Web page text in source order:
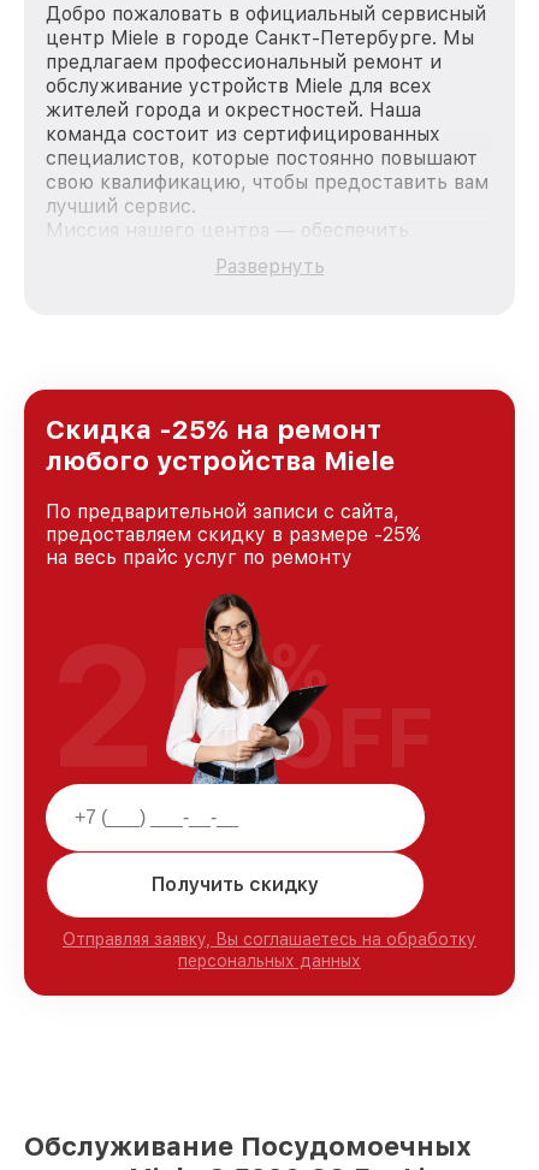
Добро пожаловать в официальный сервисный
центр Miele в городе Санкт-Петербурге. Мы
предлагаем профессиональный ремонт и
обслуживание устройств Miele для всех
жителей города и окрестностей. Наша
команда состоит из сертифицированных
специалистов, которые постоянно повышают
свою квалификацию, чтобы предоставить вам
лучший сервис.
Миссия нашего центра — обеспечить
качественный и доступный ремонт для
каждого пользователя продукции Miele, вне
Санкт-Петербурге, постоянно повышая
уровень доверия и лояльности наших
клиентов.
Развернуть
Скидка -25% на ремонт
любого устройства Miele
По предварительной записи с сайта,
предоставляем скидку в размере -25%
на весь прайс услуг по ремонту
Получить скидку
Отправляя заявку, Вы соглашаетесь на обработку
персональных данных
25%
OFF
Обслуживание Посудомоечных